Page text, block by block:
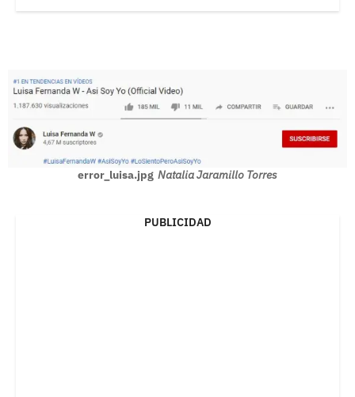
error_luisa.jpg Natalia Jaramillo Torres
PUBLICIDAD